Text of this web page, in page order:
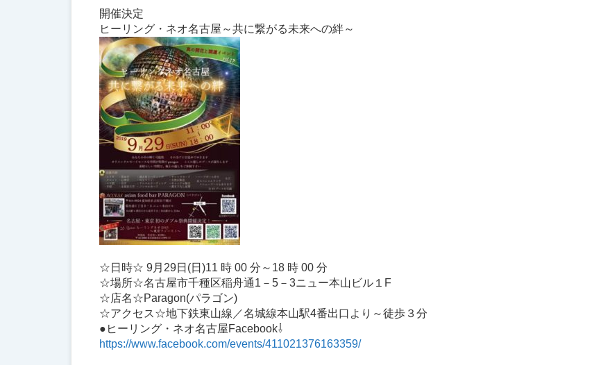
開催決定
ヒーリング・ネオ名古屋～共に繋がる未来への絆～
☆日時☆ 9月29日(日)11 時 00 分～18 時 00 分
☆場所☆名古屋市千種区稲舟通1－5－3ニュー本山ビル１F
☆店名☆Paragon(パラゴン)
☆アクセス☆地下鉄東山線／名城線本山駅4番出口より～徒歩３分
●ヒーリング・ネオ名古屋Facebook⇩
https://www.facebook.com/events/411021376163359/